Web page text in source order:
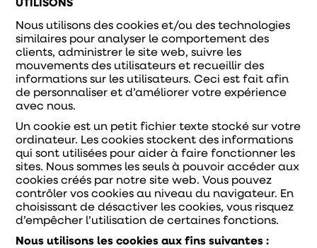
UTILISONS
Nous utilisons des cookies et/ou des technologies
similaires pour analyser le comportement des
clients, administrer le site web, suivre les
mouvements des utilisateurs et recueillir des
informations sur les utilisateurs. Ceci est fait afin
de personnaliser et d’améliorer votre expérience
avec nous.
Un cookie est un petit fichier texte stocké sur votre
ordinateur. Les cookies stockent des informations
qui sont utilisées pour aider à faire fonctionner les
sites. Nous sommes les seuls à pouvoir accéder aux
cookies créés par notre site web. Vous pouvez
contrôler vos cookies au niveau du navigateur. En
choisissant de désactiver les cookies, vous risquez
d’empêcher l’utilisation de certaines fonctions.
Nous utilisons les cookies aux fins suivantes :